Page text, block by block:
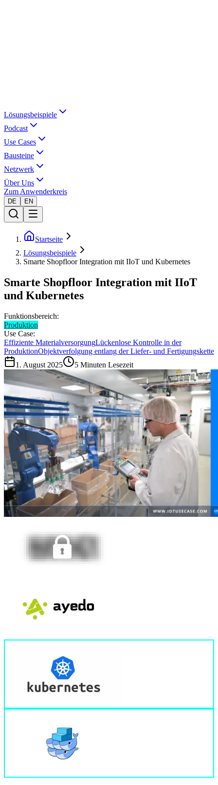
Lösungsbeispiele
Podcast
Use Cases
Bausteine
Netzwerk
Über Uns
Zum Anwenderkreis
DE EN
Startseite
Lösungsbeispiele
Smarte Shopfloor Integration mit IIoT und Kubernetes
Smarte Shopfloor Integration mit IIoT
und Kubernetes
Funktionsbereich:
Produktion
Use Case:
Effiziente MaterialversorgungLückenlose Kontrolle in der
ProduktionObjektverfolgung entlang der Liefer- und Fertigungskette
1. August 2025
5 Minuten Lesezeit